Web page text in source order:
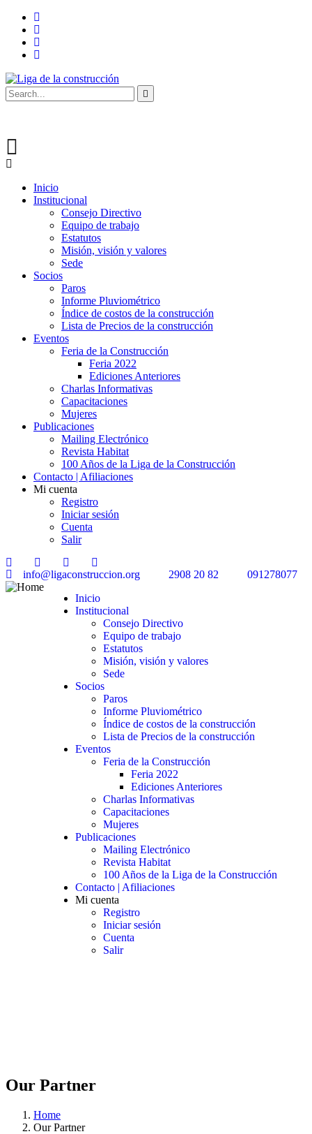
Inicio
Institucional
Consejo Directivo
Equipo de trabajo
Estatutos
Misión, visión y valores
Sede
Socios
Paros
Informe Pluviométrico
Índice de costos de la construcción
Lista de Precios de la construcción
Eventos
Feria de la Construcción
Feria 2022
Ediciones Anteriores
Charlas Informativas
Capacitaciones
Mujeres
Publicaciones
Mailing Electrónico
Revista Habitat
100 Años de la Liga de la Construcción
Contacto | Afiliaciones
Mi cuenta
Registro
Iniciar sesión
Cuenta
Salir
info@ligaconstruccion.org 2908 20 82
091278077
Inicio
Institucional
Consejo Directivo
Equipo de trabajo
Estatutos
Misión, visión y valores
Sede
Socios
Paros
Informe Pluviométrico
Índice de costos de la construcción
Lista de Precios de la construcción
Eventos
Feria de la Construcción
Feria 2022
Ediciones Anteriores
Charlas Informativas
Capacitaciones
Mujeres
Publicaciones
Mailing Electrónico
Revista Habitat
100 Años de la Liga de la Construcción
Contacto | Afiliaciones
Mi cuenta
Registro
Iniciar sesión
Cuenta
Salir
Our Partner
Home
Our Partner